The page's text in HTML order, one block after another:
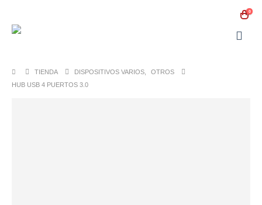
0
TIENDA DISPOSITIVOS VARIOS
OTROS
HUB USB 4 PUERTOS 3.0